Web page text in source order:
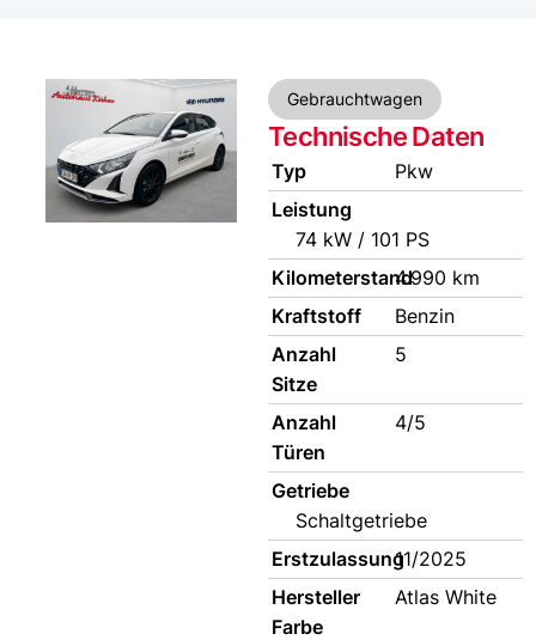
Gebrauchtwagen
Technische Daten
Typ
Pkw
Leistung
74 kW / 101 PS
Kilometerstand4.990 km
Kraftstoff
Benzin
Anzahl
Sitze
5
Anzahl
Türen
4/5
Getriebe
Schaltgetriebe
Erstzulassung11/2025
Hersteller
Farbe
Atlas White